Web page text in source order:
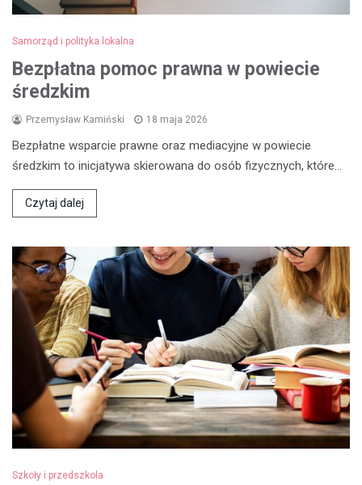
Samorząd i polityka lokalna
Bezpłatna pomoc prawna w powiecie
średzkim
Przemysław Kamiński 18 maja 2026
Bezpłatne wsparcie prawne oraz mediacyjne w powiecie
średzkim to inicjatywa skierowana do osób fizycznych, które…
Czytaj dalej
Szkoły i przedszkola